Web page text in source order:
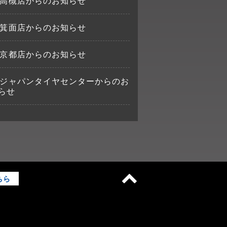
箕面店からのお知らせ
京都店からのお知らせ
ジャパンタイヤセンターからのお
せ
ら